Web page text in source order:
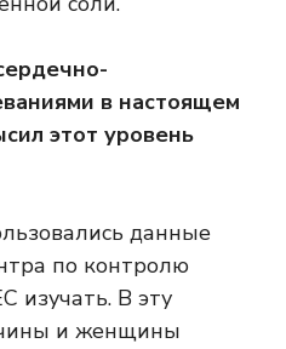
в настоящем
этот уровень
данные
по контролю
изучать. В эту
и женщины